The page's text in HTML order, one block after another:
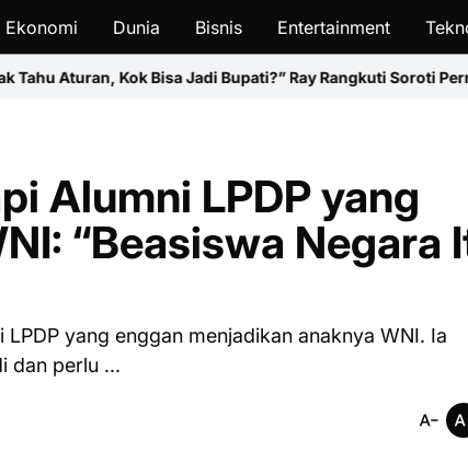
Ekonomi Dunia Bisnis Entertainment
Jadi Bupati?” Ray Rangkuti Soroti Pernyataan Fadia Rafiq
Alumni LPDP yang
“Beasiswa Negara
yang enggan menjadikan anaknya WNI. Ia
dan perlu ...